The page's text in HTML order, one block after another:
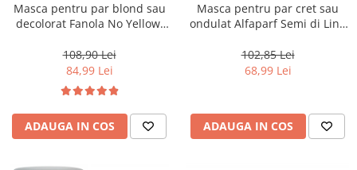
Masca pentru par blond sau
decolorat Fanola No Yellow,
108,90 Lei
84,99 Lei
ADAUGA IN COS
Masca pentru par cret sau
ondulat Alfaparf Semi di Lino
102,85 Lei
68,99 Lei
ADAUGA IN COS